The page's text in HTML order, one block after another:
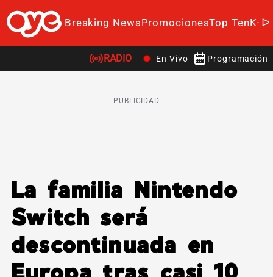
Breaking NewsPromocionesTop TenK-
RADIO En Vivo Programación
PUBLICIDAD
La familia Nintendo
Switch será
descontinuada en